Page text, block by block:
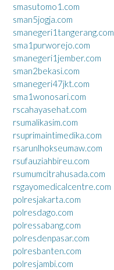
smasutomo1.com
sman5jogja.com
smanegeri1tangerang.com
sma1purworejo.com
smanegeri1jember.com
sman2bekasi.com
smanegeri47jkt.com
sma1wonosari.com
rscahayasehat.com
rsumalikasim.com
rsuprimaintimedika.com
rsarunlhokseumaw.com
rsufauziahbireu.com
rsumumcitrahusada.com
rsgayomedicalcentre.com
polresjakarta.com
polresdago.com
polressabang.com
polresdenpasar.com
polresbanten.com
polresjambi.com